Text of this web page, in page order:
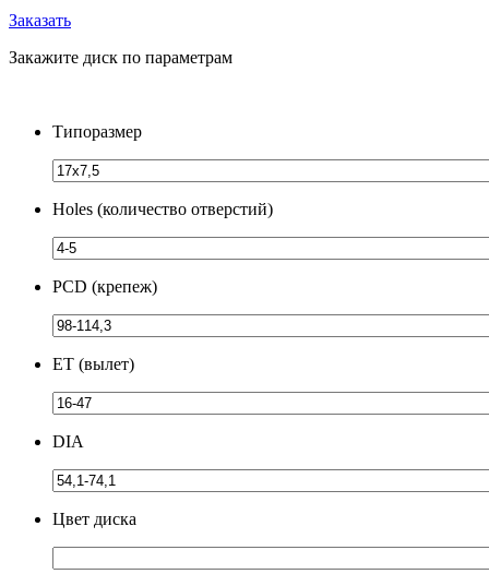
Заказать
Закажите диск по параметрам
Типоразмер
Holes (количество отверстий)
PCD (крепеж)
ЕТ (вылет)
DIA
Цвет диска